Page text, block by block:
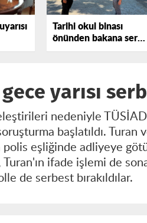
Tarihi okul binası
önünden bakana sert
tepki gösterdi!
yarısı
nedeniyle TÜSİAD
başlatıldı.
polis eşliğinde adliyeye
ifade işlemi de
de serbest bırakıldılar.